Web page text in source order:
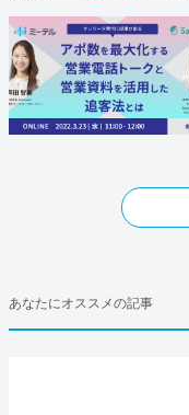
あなたにオススメの記事